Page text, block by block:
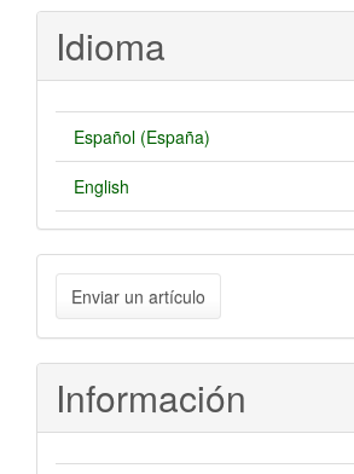
Idioma
Español (España)
English
Enviar
un
artículo
Enviar un artículo
Información